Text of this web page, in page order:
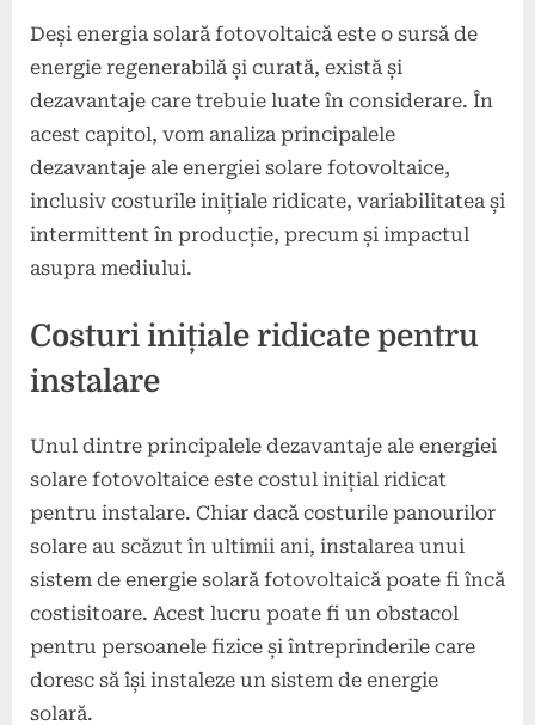
Deși energia solară fotovoltaică este o sursă de
energie regenerabilă și curată, există și
dezavantaje care trebuie luate în considerare. În
acest capitol, vom analiza principalele
dezavantaje ale energiei solare fotovoltaice,
inclusiv costurile inițiale ridicate, variabilitatea și
intermittent în producție, precum și impactul
asupra mediului.
Costuri inițiale ridicate pentru
instalare
Unul dintre principalele dezavantaje ale energiei
solare fotovoltaice este costul inițial ridicat
pentru instalare. Chiar dacă costurile panourilor
solare au scăzut în ultimii ani, instalarea unui
sistem de energie solară fotovoltaică poate fi încă
costisitoare. Acest lucru poate fi un obstacol
pentru persoanele fizice și întreprinderile care
doresc să își instaleze un sistem de energie
solară.